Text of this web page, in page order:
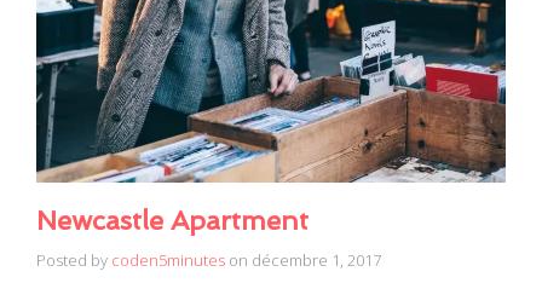
Newcastle Apartment
Posted by coden5minutes on décembre 1, 2017